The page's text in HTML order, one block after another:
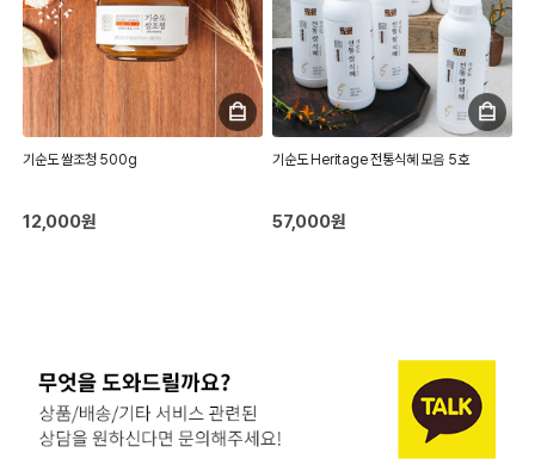
기순도 쌀조청 500g
12,000원
기순도 Heritage 전통식혜 모음 5호
57,000원